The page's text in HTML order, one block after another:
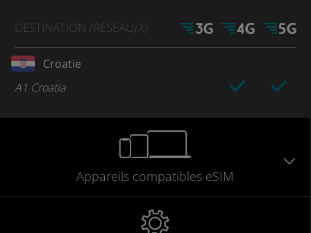
DESTINATION /RÉSEAU(X)
Croatie
A1 Croatia
Appareils compatibles eSIM